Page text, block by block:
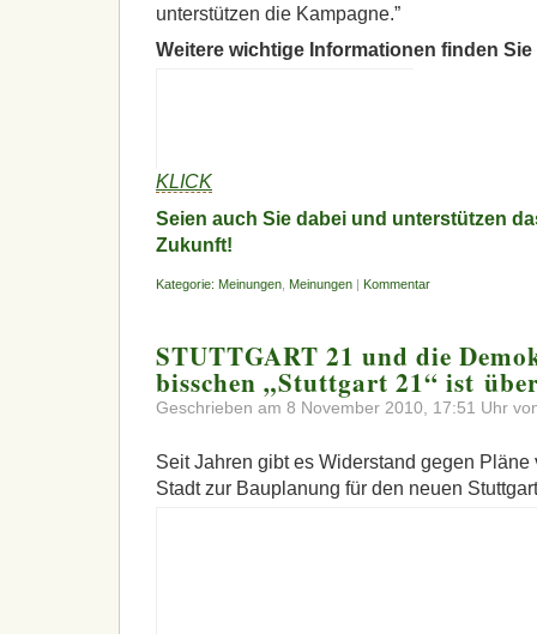
unterstützen die Kampagne.”
Weitere wichtige Informationen finden Sie
KLICK
Seien auch Sie dabei und unterstützen
Zukunft!
Kategorie: Meinungen Meinungen | Kommentar
STUTTGART 21 und die
bisschen „Stuttgart 21“ ist
Geschrieben am 8 November 2010, 17:51 Uhr
Seit Jahren gibt es Widerstand gegen
Stadt zur Bauplanung für den neuen